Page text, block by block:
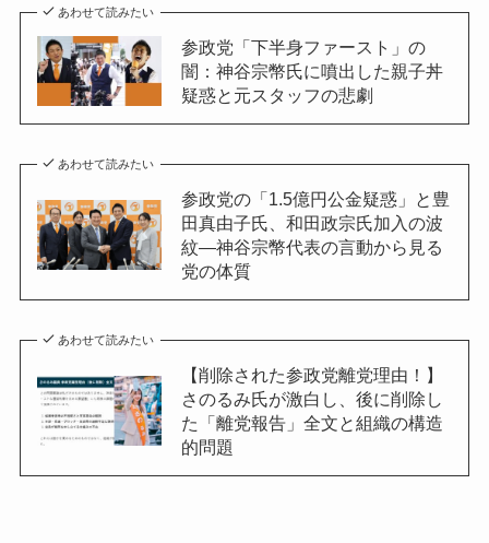
あわせて読みたい
参政党「下半身ファースト」の
闇：神谷宗幣氏に噴出した親子丼
疑惑と元スタッフの悲劇
あわせて読みたい
参政党の「1.5億円公金疑惑」と豊
田真由子氏、和田政宗氏加入の波
紋—神谷宗幣代表の言動から見る
党の体質
あわせて読みたい
【削除された参政党離党理由！】
さのるみ氏が激白し、後に削除し
た「離党報告」全文と組織の構造
的問題